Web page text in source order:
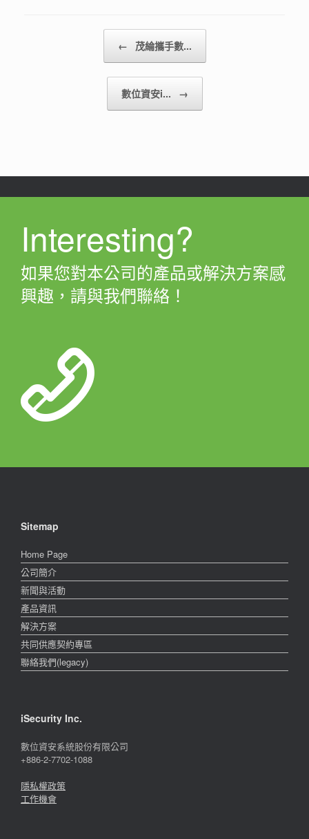
← 茂綸攜手數...
數位資安i... →
Interesting?
如果您對本公司的產品或解決方案感
興趣，請與我們聯絡！
Sitemap
Home Page
公司簡介
新聞與活動
產品資訊
解決方案
共同供應契約專區
聯絡我們(legacy)
iSecurity Inc.
數位資安系統股份有限公司
+886-2-7702-1088
隱私權政策
工作機會